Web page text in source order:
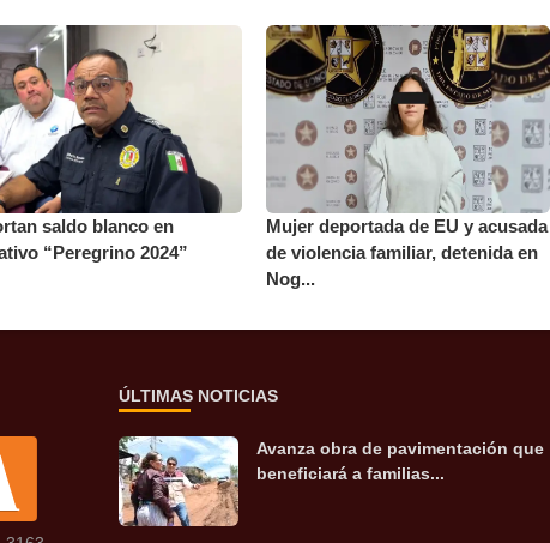
saldo blanco en
“Peregrino 2024”
Mujer deportada de EU y acusada
de violencia familiar, detenida en
Nog...
ÚLTIMAS NOTICIAS
Avanza obra de pavimentación que
beneficiará a familias...